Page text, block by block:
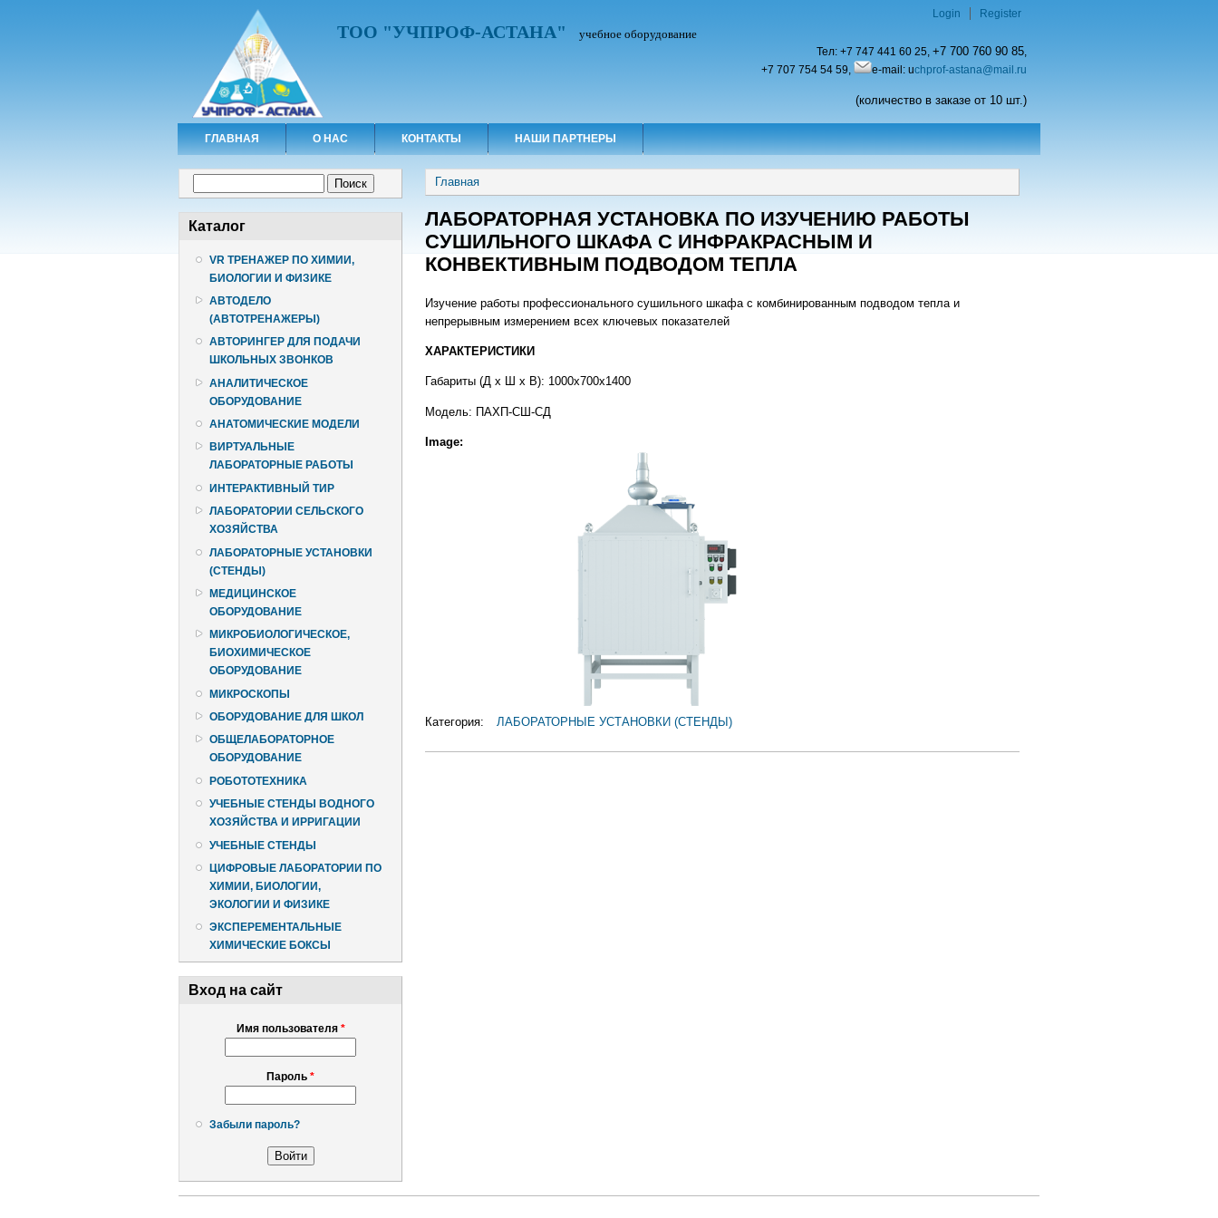
ТОО "УЧПРОФ-АСТАНА" учебное оборудование
Тел: +7 747 441 60 25, +7 700 760 90 85,
+7 707 754 54 59,
e-mail: uchprof-astana@mail.ru
(количество в заказе от 10 шт.)
Login Register
ГЛАВНАЯ О НАС КОНТАКТЫ НАШИ ПАРТНЕРЫ
Каталог
VR ТРЕНАЖЕР ПО ХИМИИ,
БИОЛОГИИ И ФИЗИКЕ
АВТОДЕЛО
(АВТОТРЕНАЖЕРЫ)
АВТОРИНГЕР ДЛЯ ПОДАЧИ
ШКОЛЬНЫХ ЗВОНКОВ
АНАЛИТИЧЕСКОЕ
ОБОРУДОВАНИЕ
АНАТОМИЧЕСКИЕ МОДЕЛИ
ВИРТУАЛЬНЫЕ
ЛАБОРАТОРНЫЕ РАБОТЫ
ИНТЕРАКТИВНЫЙ ТИР
ЛАБОРАТОРИИ СЕЛЬСКОГО
ХОЗЯЙСТВА
ЛАБОРАТОРНЫЕ УСТАНОВКИ
(СТЕНДЫ)
МЕДИЦИНСКОЕ
ОБОРУДОВАНИЕ
МИКРОБИОЛОГИЧЕСКОЕ,
БИОХИМИЧЕСКОЕ
ОБОРУДОВАНИЕ
МИКРОСКОПЫ
ОБОРУДОВАНИЕ ДЛЯ ШКОЛ
ОБЩЕЛАБОРАТОРНОЕ
ОБОРУДОВАНИЕ
РОБОТОТЕХНИКА
УЧЕБНЫЕ СТЕНДЫ ВОДНОГО
ХОЗЯЙСТВА И ИРРИГАЦИИ
УЧЕБНЫЕ СТЕНДЫ
ЦИФРОВЫЕ ЛАБОРАТОРИИ ПО
ХИМИИ, БИОЛОГИИ,
ЭКОЛОГИИ И ФИЗИКЕ
ЭКСПЕРЕМЕНТАЛЬНЫЕ
ХИМИЧЕСКИЕ БОКСЫ
Вход на сайт
Имя пользователя *
Пароль *
Забыли пароль?
Вы здесь
Главная
ЛАБОРАТОРНАЯ УСТАНОВКА ПО ИЗУЧЕНИЮ РАБОТЫ
СУШИЛЬНОГО ШКАФА С ИНФРАКРАСНЫМ И
КОНВЕКТИВНЫМ ПОДВОДОМ ТЕПЛА
Изучение работы профессионального сушильного шкафа с комбинированным подводом тепла и
непрерывным измерением всех ключевых показателей
ХАРАКТЕРИСТИКИ
Габариты (Д х Ш х В): 1000x700x1400
Модель: ПАХП-СШ-СД
Image:
Категория: ЛАБОРАТОРНЫЕ УСТАНОВКИ (СТЕНДЫ)